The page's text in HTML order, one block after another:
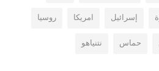
إسرائيل امريكا
روسيا
حماس نتنياهو